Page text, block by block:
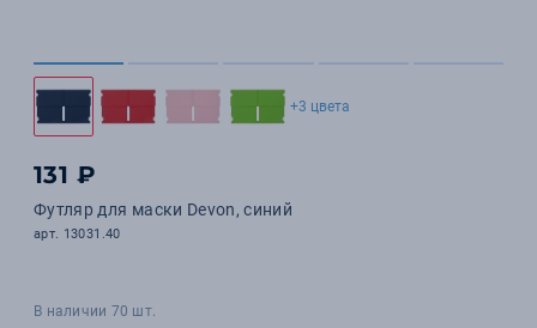
+3 цвета
131 ₽
Футляр для маски Devon, синий
арт. 13031.40
В наличии 70 шт.